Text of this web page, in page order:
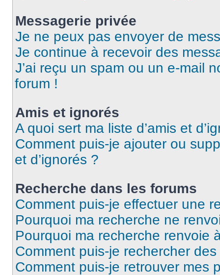
Messagerie privée
Je ne peux pas envoyer de
Je continue à recevoir des
J’ai reçu un spam ou un e-mail
forum !
Amis et ignorés
A quoi sert ma liste d’amis et
Comment puis-je ajouter ou
et d’ignorés ?
Recherche dans les forums
Comment puis-je effectuer une
Pourquoi ma recherche ne
Pourquoi ma recherche renvoie
Comment puis-je rechercher
Comment puis-je retrouver mes